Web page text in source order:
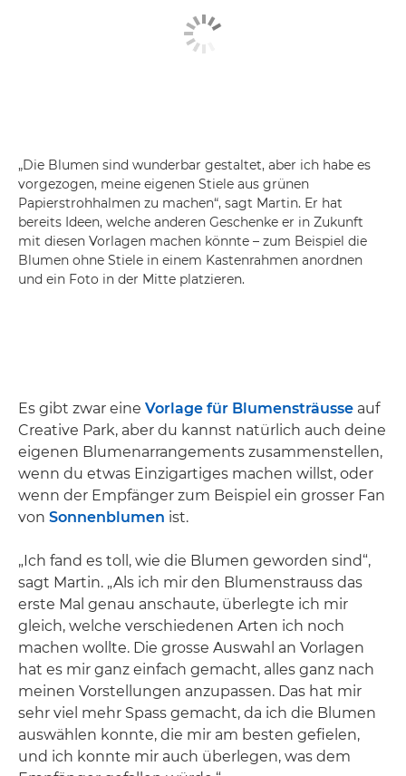
„Die Blumen sind wunderbar gestaltet, aber ich habe es
vorgezogen, meine eigenen Stiele aus grünen
Papierstrohhalmen zu machen“, sagt Martin. Er hat
bereits Ideen, welche anderen Geschenke er in Zukunft
mit diesen Vorlagen machen könnte – zum Beispiel die
Blumen ohne Stiele in einem Kastenrahmen anordnen
und ein Foto in der Mitte platzieren.
Es gibt zwar eine Vorlage für Blumensträusse auf
Creative Park, aber du kannst natürlich auch deine
eigenen Blumenarrangements zusammenstellen,
wenn du etwas Einzigartiges machen willst, oder
wenn der Empfänger zum Beispiel ein grosser Fan
von Sonnenblumen ist.
„Ich fand es toll, wie die Blumen geworden sind“,
sagt Martin. „Als ich mir den Blumenstrauss das
erste Mal genau anschaute, überlegte ich mir
gleich, welche verschiedenen Arten ich noch
machen wollte. Die grosse Auswahl an Vorlagen
hat es mir ganz einfach gemacht, alles ganz nach
meinen Vorstellungen anzupassen. Das hat mir
sehr viel mehr Spass gemacht, da ich die Blumen
auswählen konnte, die mir am besten gefielen,
und ich konnte mir auch überlegen, was dem